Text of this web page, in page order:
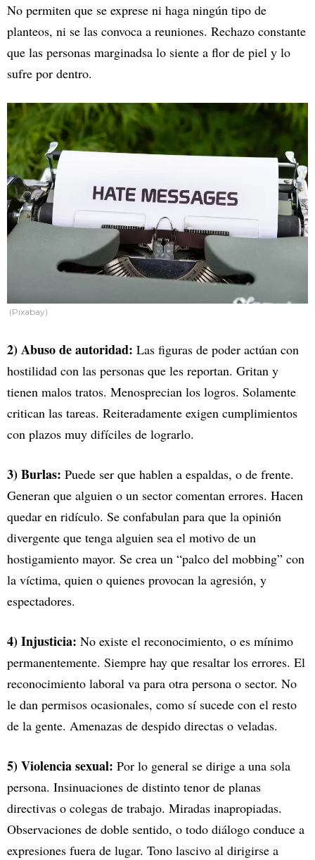
No permiten que se exprese ni haga ningún tipo de
planteos, ni se las convoca a reuniones. Rechazo constante
que las personas marginadsa lo siente a flor de piel y lo
sufre por dentro.
(Pixabay)
2) Abuso de autoridad: Las figuras de poder actúan con
hostilidad con las personas que les reportan. Gritan y
tienen malos tratos. Menosprecian los logros. Solamente
critican las tareas. Reiteradamente exigen cumplimientos
con plazos muy difíciles de lograrlo.
3) Burlas: Puede ser que hablen a espaldas, o de frente.
Generan que alguien o un sector comentan errores. Hacen
quedar en ridículo. Se confabulan para que la opinión
divergente que tenga alguien sea el motivo de un
hostigamiento mayor. Se crea un “palco del mobbing” con
la víctima, quien o quienes provocan la agresión, y
espectadores.
4) Injusticia: No existe el reconocimiento, o es mínimo
permanentemente. Siempre hay que resaltar los errores. El
reconocimiento laboral va para otra persona o sector. No
le dan permisos ocasionales, como sí sucede con el resto
de la gente. Amenazas de despido directas o veladas.
5) Violencia sexual: Por lo general se dirige a una sola
persona. Insinuaciones de distinto tenor de planas
directivas o colegas de trabajo. Miradas inapropiadas.
Observaciones de doble sentido, o todo diálogo conduce a
expresiones fuera de lugar. Tono lascivo al dirigirse a